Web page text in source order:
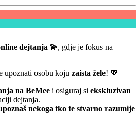
dejtanja 💫, gdje je fokus na
upoznati osobu koju zaista žele! 💖
na BeMee i osiguraj si ekskluzivan
dejtanja.
nekoga tko te stvarno razumije